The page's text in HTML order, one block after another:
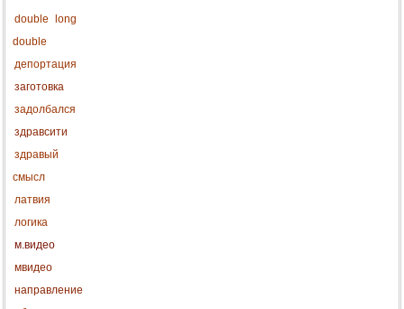
double
long
double
депортация
заготовка
задолбался
здравсити
здравый
смысл
латвия
логика
м.видео
мвидео
направление